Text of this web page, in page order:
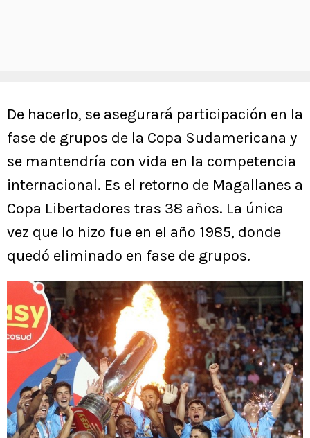
De hacerlo, se asegurará participación en la
fase de grupos de la Copa Sudamericana y
se mantendría con vida en la competencia
internacional. Es el retorno de Magallanes a
Copa Libertadores tras 38 años. La única
vez que lo hizo fue en el año 1985, donde
quedó eliminado en fase de grupos.